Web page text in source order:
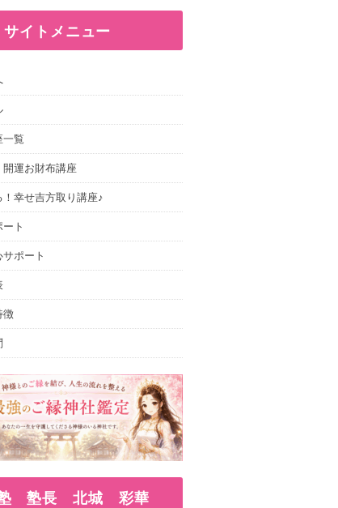
サイトメニュー
一覧
開運お財布講座
！幸せ吉方取り講座♪
ト
ポート
徴
塾長 北城 彩華